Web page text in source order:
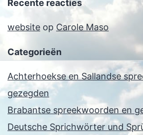
Recente reacties
website op Carole Maso
Categorieën
Achterhoekse en Sallandse
gezegden
Brabantse spreekwoorden en
Deutsche Sprichwörter und